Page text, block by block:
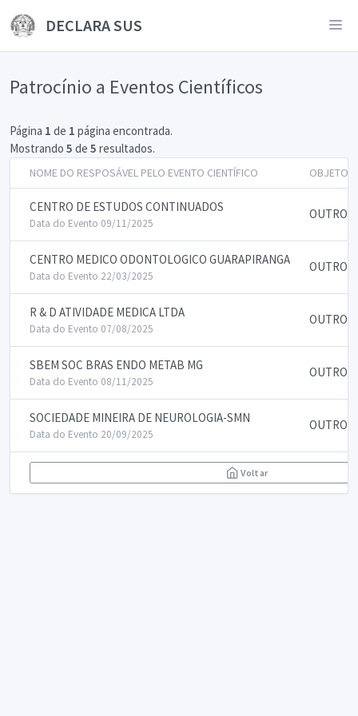
DECLARA SUS
Patrocínio a Eventos Científicos
Página 1 de 1 página encontrada.
Mostrando 5 de 5 resultados.
NOME DO RESPOSÁVEL PELO EVENTO CIENTÍFICO OBJETO
CENTRO DE ESTUDOS CONTINUADOS
Data do Evento 09/11/2025
OUTROS
CENTRO MEDICO ODONTOLOGICO GUARAPIRANGA
Data do Evento 22/03/2025
OUTROS
R & D ATIVIDADE MEDICA LTDA
Data do Evento 07/08/2025
OUTROS
SBEM SOC BRAS ENDO METAB MG
Data do Evento 08/11/2025
OUTROS
SOCIEDADE MINEIRA DE NEUROLOGIA-SMN
Data do Evento 20/09/2025
OUTROS
Voltar